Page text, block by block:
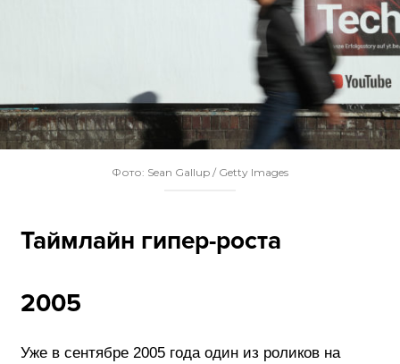
Фото: Sean Gallup / Getty Images
Таймлайн гипер-роста
2005
Уже в сентябре 2005 года один из роликов на